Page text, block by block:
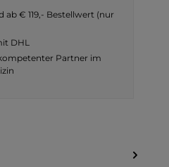
ab € 119,- Bestellwert (nur
DHL
Partner im